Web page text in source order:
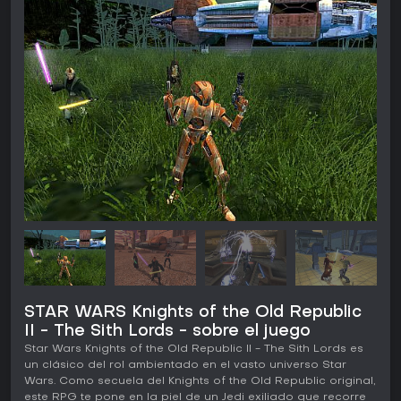
STAR WARS Knights of the Old Republic
II - The Sith Lords - sobre el juego
Star Wars Knights of the Old Republic II - The Sith Lords es
un clásico del rol ambientado en el vasto universo Star
Wars. Como secuela del Knights of the Old Republic original,
este RPG te pone en la piel de un Jedi exiliado que recorre